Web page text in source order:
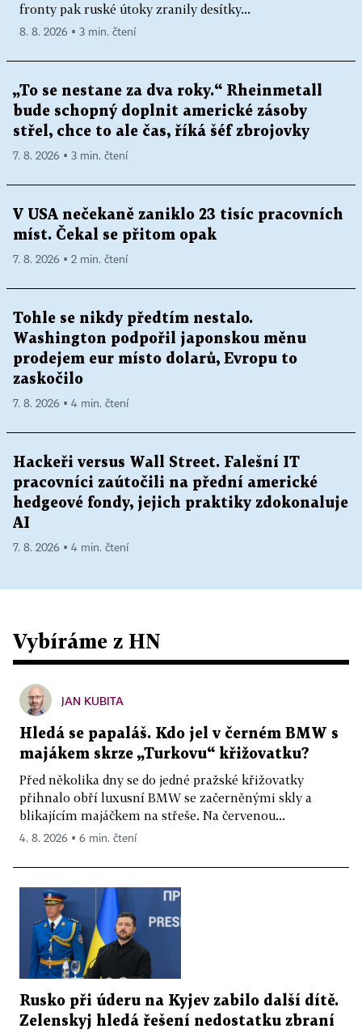
fronty pak ruské útoky zranily desítky...
8. 8. 2026 ▪ 3 min. čtení
„To se nestane za dva roky.“ Rheinmetall
bude schopný doplnit americké zásoby
střel, chce to ale čas, říká šéf zbrojovky
7. 8. 2026 ▪ 3 min. čtení
V USA nečekaně zaniklo 23 tisíc pracovních
míst. Čekal se přitom opak
7. 8. 2026 ▪ 2 min. čtení
Tohle se nikdy předtím nestalo.
Washington podpořil japonskou měnu
prodejem eur místo dolarů, Evropu to
zaskočilo
7. 8. 2026 ▪ 4 min. čtení
Hackeři versus Wall Street. Falešní IT
pracovníci zaútočili na přední americké
hedgeové fondy, jejich praktiky zdokonaluje
AI
7. 8. 2026 ▪ 4 min. čtení
Vybíráme z HN
JAN KUBITA
Hledá se papaláš. Kdo jel v černém BMW s
majákem skrze „Turkovu“ křižovatku?
Před několika dny se do jedné pražské křižovatky
přihnalo obří luxusní BMW se začerněnými skly a
blikajícím majáčkem na střeše. Na červenou...
4. 8. 2026 ▪ 6 min. čtení
Rusko při úderu na Kyjev zabilo další dítě.
Zelenskyj hledá řešení nedostatku zbraní